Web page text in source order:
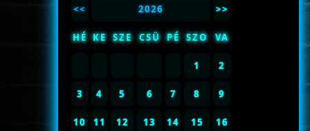
<< 2026 >>
HÉ KE SZE CSÜ PÉ SZO VA
1 2
3 4 5 6 7 8 9
10 11 12 13 14 15 16